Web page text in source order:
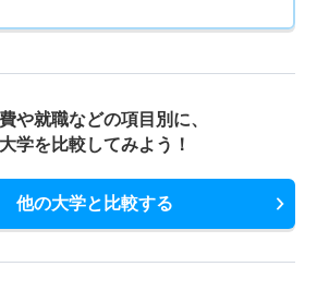
や就職などの項目別に、
大学を比較してみよう！
他の大学と比較する